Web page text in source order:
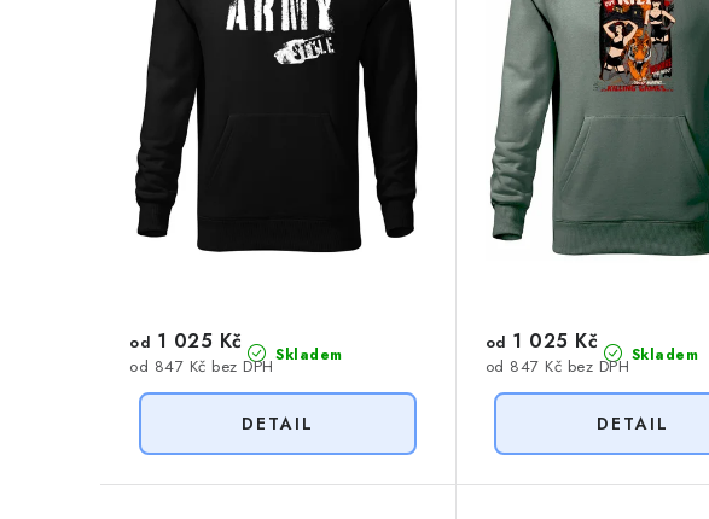
Skladem
od 847 Kč bez DPH
od 1 025 Kč Skladem
od 847 Kč bez DPH
od 1 025 Kč